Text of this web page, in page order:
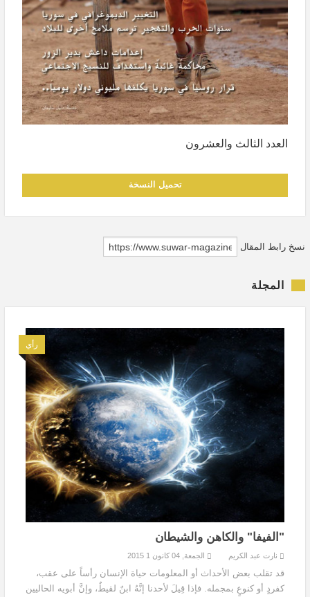
العدد الثالث والعشرون
تحميل النسخة
نسخ رابط المقال
المجلة
رأي
"الفيفا" والكاهن والشيطان
نارت عبد الكريم الجمعة, 04 كانون 1 2015
قد تقلب بعض الأحداث أو المعلومات حياة الإنسان رأساً على عقب،
كفردٍ أو كنوعٍ بمجمله. فإذا قِيلَ لأحدنا إنَّهُ ابنٌ لقيطٌ، وإنَّ أبويه الحاليين